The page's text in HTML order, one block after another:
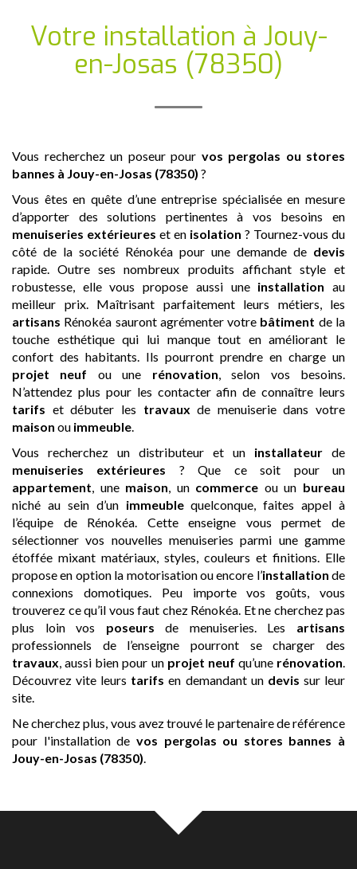
Votre installation à Jouy-
en-Josas (78350)
Vous recherchez un poseur pour vos pergolas ou stores
bannes à Jouy-en-Josas (78350) ?
Vous êtes en quête d’une entreprise spécialisée en mesure
d’apporter des solutions pertinentes à vos besoins en
menuiseries extérieures et en isolation ? Tournez-vous du
côté de la société Rénokéa pour une demande de devis
rapide. Outre ses nombreux produits affichant style et
robustesse, elle vous propose aussi une installation au
meilleur prix. Maîtrisant parfaitement leurs métiers, les
artisans Rénokéa sauront agrémenter votre bâtiment de la
touche esthétique qui lui manque tout en améliorant le
confort des habitants. Ils pourront prendre en charge un
projet neuf ou une rénovation , selon vos besoins.
N’attendez plus pour les contacter afin de connaître leurs
tarifs et débuter les travaux de menuiserie dans votre
maison ou immeuble
Vous recherchez un distributeur et un installateur de
menuiseries extérieures ? Que ce soit pour un
appartement , une maison , un commerce ou un bureau
niché au sein d’un immeublequelconque, faites appel à
l’équipe de Rénokéa. Cette enseigne vous permet de
sélectionner vos nouvelles menuiseries parmi une gamme
étoffée mixant matériaux, styles, couleurs et finitions. Elle
propose en option la motorisation ou encore l’installation de
connexions domotiques. Peu importe vos goûts, vous
trouverez ce qu’il vous faut chez Rénokéa. Et ne cherchez pas
plus loin vos poseurs de menuiseries. Les artisans
professionnels de l’enseigne pourront se charger des
travaux , aussi bien pour un projet neuf qu’une rénovation
Découvrez vite leurs tarifs en demandant un devis sur leur
site.
Ne cherchez plus, vous avez trouvé le partenaire de référence
pour l'installation de vos pergolas ou stores bannes à
Jouy-en-Josas (78350)